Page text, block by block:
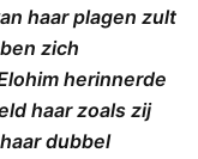
haar plagen zult
zich
herinnerde
haar zoals zij
dubbel